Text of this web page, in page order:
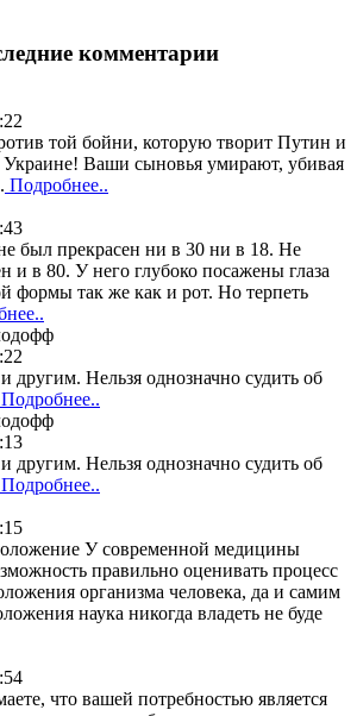
комментарии
той бойни, которую творит Путин и
Ваши сыновья умирают, убивая
Подробнее..
был прекрасен ни в 30 ни в 18. Не
и в 80. У него глубоко посажены глаза
формы так же как и рот. Но терпеть
другим. Нельзя однозначно судить об
Подробнее..
другим. Нельзя однозначно судить об
Подробнее..
У современной медицины
правильно оценивать процесс
организма человека, да и самим
наука никогда владеть не буде
что вашей потребностью является